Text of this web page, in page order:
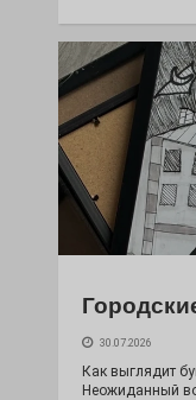
30.07.2026
Как выглядит
Неожиданный